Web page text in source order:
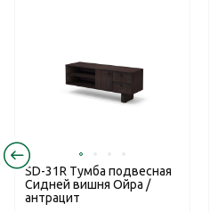
SD-31R Тумба подвесная
Сидней вишня Ойра /
антрацит